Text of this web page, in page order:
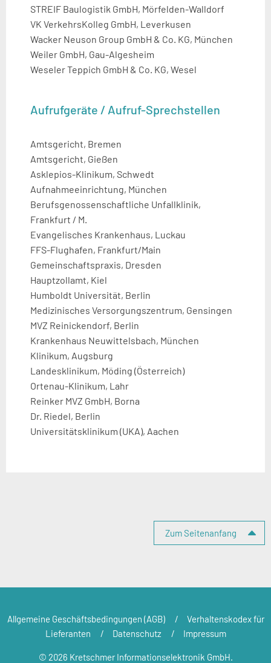
STREIF Baulogistik GmbH, Mörfelden-Walldorf
VK VerkehrsKolleg GmbH, Leverkusen
Wacker Neuson Group GmbH & Co. KG, München
Weiler GmbH, Gau-Algesheim
Weseler Teppich GmbH & Co. KG, Wesel
Aufrufgeräte / Aufruf-Sprechstellen
Amtsgericht, Bremen
Amtsgericht, Gießen
Asklepios-Klinikum, Schwedt
Aufnahmeeinrichtung, München
Berufsgenossenschaftliche Unfallklinik,
Frankfurt / M.
Evangelisches Krankenhaus, Luckau
FFS-Flughafen, Frankfurt/Main
Gemeinschaftspraxis, Dresden
Hauptzollamt, Kiel
Humboldt Universität, Berlin
Medizinisches Versorgungszentrum, Gensingen
MVZ Reinickendorf, Berlin
Krankenhaus Neuwittelsbach, München
Klinikum, Augsburg
Landesklinikum, Möding (Österreich)
Ortenau-Klinikum, Lahr
Reinker MVZ GmbH, Borna
Dr. Riedel, Berlin
Universitätsklinikum (UKA), Aachen
Zum Seitenanfang
Allgemeine Geschäftsbedingungen (AGB)
Verhaltenskodex für
Lieferanten
Datenschutz Impressum
© 2026 Kretschmer Informationselektronik GmbH.